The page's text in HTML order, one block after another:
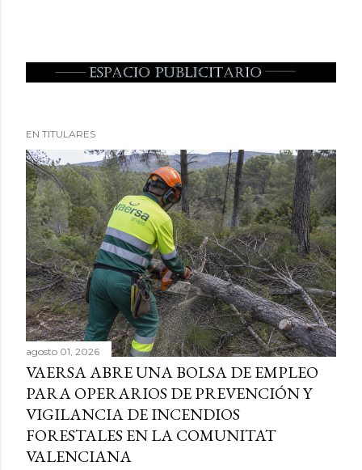
EN TITULARES
agosto 01, 2026
VAERSA ABRE UNA BOLSA DE EMPLEO
PARA OPERARIOS DE PREVENCIÓN Y
VIGILANCIA DE INCENDIOS
FORESTALES EN LA COMUNITAT
VALENCIANA